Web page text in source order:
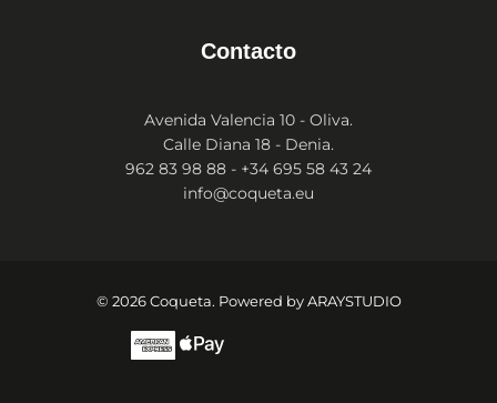
Contacto
Avenida Valencia 10 - Oliva.
Calle Diana 18 - Denia.
962 83 98 88 - +34 695 58 43 24
info@coqueta.eu
© 2026 Coqueta. Powered byARAYSTUDIO